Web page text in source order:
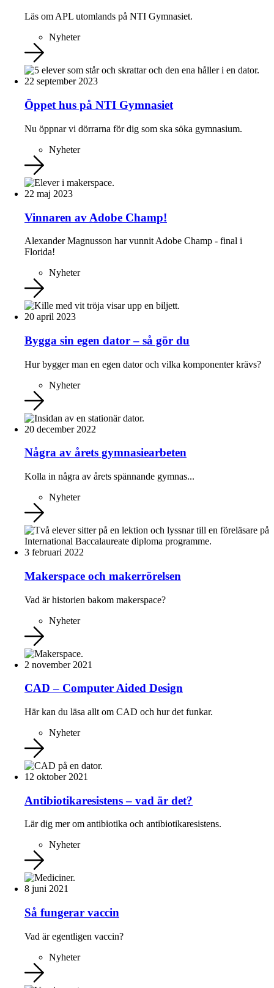
Läs om APL utomlands på NTI Gymnasiet.
Nyheter
22 september 2023
Öppet hus på NTI Gymnasiet
Nu öppnar vi dörrarna för dig som ska söka gymnasium.
Nyheter
22 maj 2023
Vinnaren av Adobe Champ!
Alexander Magnusson har vunnit Adobe Champ - final i
Florida!
Nyheter
20 april 2023
Bygga sin egen dator – så gör du
Hur bygger man en egen dator och vilka komponenter krävs?
Nyheter
20 december 2022
Några av årets gymnasiearbeten
Kolla in några av årets spännande gymnas...
Nyheter
3 februari 2022
Makerspace och makerrörelsen
Vad är historien bakom makerspace?
Nyheter
2 november 2021
CAD – Computer Aided Design
Här kan du läsa allt om CAD och hur det funkar.
Nyheter
12 oktober 2021
Antibiotikaresistens – vad är det?
Lär dig mer om antibiotika och antibiotikaresistens.
Nyheter
8 juni 2021
Så fungerar vaccin
Vad är egentligen vaccin?
Nyheter